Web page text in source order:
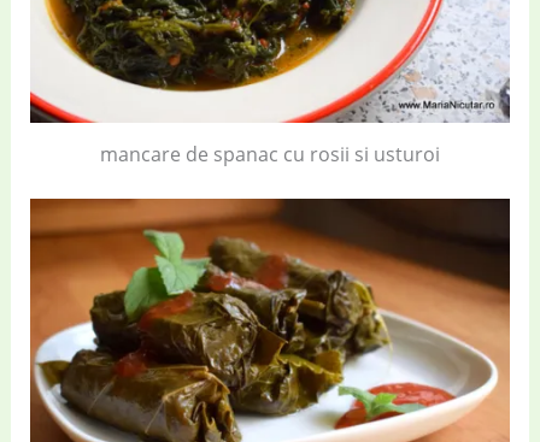
mancare de spanac cu rosii si usturoi